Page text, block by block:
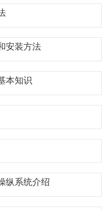
安装方法
本知识
纵系统介绍